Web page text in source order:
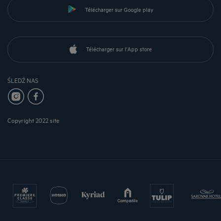
Télécharger sur Google play
Télécharger sur l'App store
ŚLEDŹ NAS
Copyright 2022 site